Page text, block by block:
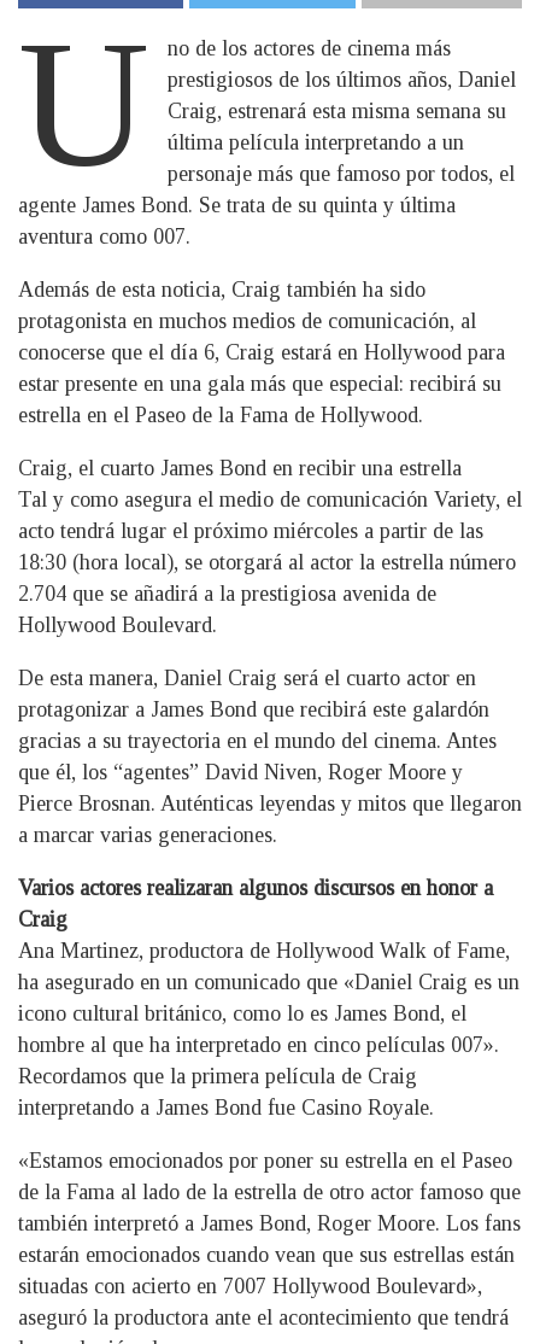
U
no de los actores de cinema más
prestigiosos de los últimos años, Daniel
Craig, estrenará esta misma semana su
última película interpretando a un
personaje más que famoso por todos, el
agente James Bond. Se trata de su quinta y última
aventura como 007.
Además de esta noticia, Craig también ha sido
protagonista en muchos medios de comunicación, al
conocerse que el día 6, Craig estará en Hollywood para
estar presente en una gala más que especial: recibirá su
estrella en el Paseo de la Fama de Hollywood.
Craig, el cuarto James Bond en recibir una estrella
Tal y como asegura el medio de comunicación Variety, el
acto tendrá lugar el próximo miércoles a partir de las
18:30 (hora local), se otorgará al actor la estrella número
2.704 que se añadirá a la prestigiosa avenida de
Hollywood Boulevard.
De esta manera, Daniel Craig será el cuarto actor en
protagonizar a James Bond que recibirá este galardón
gracias a su trayectoria en el mundo del cinema. Antes
que él, los “agentes” David Niven, Roger Moore y
Pierce Brosnan. Auténticas leyendas y mitos que llegaron
a marcar varias generaciones.
Varios actores realizaran algunos discursos en honor a
Craig
Ana Martinez, productora de Hollywood Walk of Fame,
ha asegurado en un comunicado que «Daniel Craig es un
icono cultural británico, como lo es James Bond, el
hombre al que ha interpretado en cinco películas 007».
Recordamos que la primera película de Craig
interpretando a James Bond fue Casino Royale.
«Estamos emocionados por poner su estrella en el Paseo
de la Fama al lado de la estrella de otro actor famoso que
también interpretó a James Bond, Roger Moore. Los fans
estarán emocionados cuando vean que sus estrellas están
situadas con acierto en 7007 Hollywood Boulevard»,
aseguró la productora ante el acontecimiento que tendrá